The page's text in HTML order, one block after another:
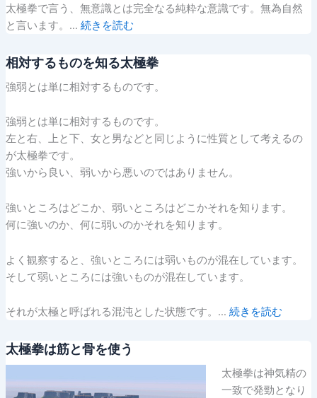
太極拳で言う、無意識とは完全なる純粋な意識です。無為自然
と言います。… 続きを読む
相対するものを知る太極拳
強弱とは単に相対するものです。
強弱とは単に相対するものです。
左と右、上と下、女と男などと同じように性質として考えるの
が太極拳です。
強いから良い、弱いから悪いのではありません。
強いところはどこか、弱いところはどこかそれを知ります。
何に強いのか、何に弱いのかそれを知ります。
よく観察すると、強いところには弱いものが混在しています。
そして弱いところには強いものが混在しています。
それが太極と呼ばれる混沌とした状態です。… 続きを読む
太極拳は筋と骨を使う
太極拳は神気精の
一致で発勁となり